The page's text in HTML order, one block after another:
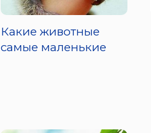
Какие животные
самые маленькие